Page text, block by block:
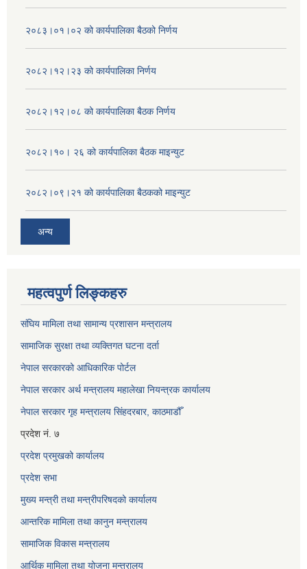
२०८३।०१।०२ को कार्यपालिका बैठको निर्णय
२०८२।१२।२३ को कार्यपालिका निर्णय
२०८२।१२।०८ को कार्यपालिका बैठक निर्णय
२०८२।१०। २६ को कार्यपालिका बैठक माइन्युट
२०८२।०९।२१ को कार्यपालिका बैठकको माइन्युट
अन्य
महत्वपुर्ण लिङ्कहरु
संघिय मामिला तथा सामान्य प्रशासन मन्त्रालय
सामाजिक सुरक्षा तथा व्यक्तिगत घटना दर्ता
नेपाल सरकारको आधिकारिक पोर्टल
नेपाल सरकार अर्थ मन्त्रालय महालेखा नियन्त्रक कार्यालय
नेपाल सरकार गृह मन्त्रालय सिंहदरबार, काठमाडौँ
प्रदेश नं. ७
प्रदेश प्रमुखको कार्यालय
प्रदेश सभा
मुख्य मन्त्री तथा मन्त्रीपरिषदको कार्यालय
आन्तरिक मामिला तथा कानुन मन्त्रालय
सामाजिक विकास मन्त्रालय
आर्थिक मामिला तथा योजना मन्त्रालय